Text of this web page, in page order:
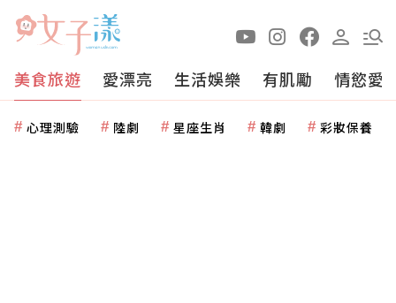
美食旅遊 愛漂亮 生活娛樂 有肌勵 情慾愛
心理測驗 陸劇 星座生肖 韓劇 彩妝保養